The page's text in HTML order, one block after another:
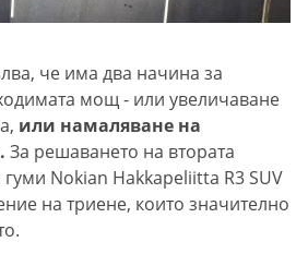
че има два начина за
мощ - или увеличаване
или намаляване на
За решаването на втората
гуми Nokian Hakkapeliitta R3 SUV
на триене, които значително